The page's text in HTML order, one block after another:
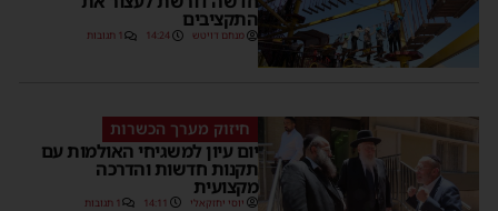
התקציבים
מנחם דויטש 14:24 1 תגובות
חיזוק מערך הכשרות
יום עיון למשגיחי האולמות עם
תקנות חדשות והדרכה
מקצועית
יוסי יחזקאלי 14:11 1 תגובות